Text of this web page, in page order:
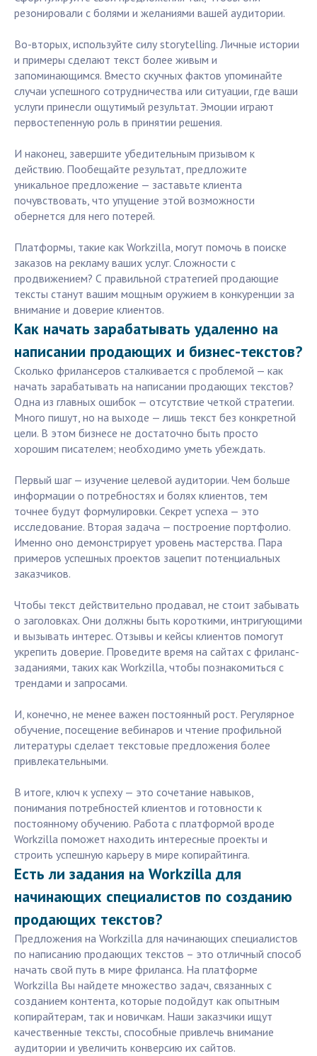
резонировали с болями и желаниями вашей аудитории.
Во-вторых, используйте силу storytelling. Личные истории
и примеры сделают текст более живым и
запоминающимся. Вместо скучных фактов упоминайте
случаи успешного сотрудничества или ситуации, где ваши
услуги принесли ощутимый результат. Эмоции играют
первостепенную роль в принятии решения.
И наконец, завершите убедительным призывом к
действию. Пообещайте результат, предложите
уникальное предложение — заставьте клиента
почувствовать, что упущение этой возможности
обернется для него потерей.
Платформы, такие как Workzilla, могут помочь в поиске
заказов на рекламу ваших услуг. Сложности с
продвижением? С правильной стратегией продающие
тексты станут вашим мощным оружием в конкуренции за
внимание и доверие клиентов.
Как начать зарабатывать удаленно на
написании продающих и бизнес-текстов?
Сколько фрилансеров сталкивается с проблемой — как
начать зарабатывать на написании продающих текстов?
Одна из главных ошибок — отсутствие четкой стратегии.
Много пишут, но на выходе — лишь текст без конкретной
цели. В этом бизнесе не достаточно быть просто
хорошим писателем; необходимо уметь убеждать.
Первый шаг — изучение целевой аудитории. Чем больше
информации о потребностях и болях клиентов, тем
точнее будут формулировки. Секрет успеха — это
исследование. Вторая задача — построение портфолио.
Именно оно демонстрирует уровень мастерства. Пара
примеров успешных проектов зацепит потенциальных
заказчиков.
Чтобы текст действительно продавал, не стоит забывать
о заголовках. Они должны быть короткими, интригующими
и вызывать интерес. Отзывы и кейсы клиентов помогут
укрепить доверие. Проведите время на сайтах с фриланс-
заданиями, таких как Workzilla, чтобы познакомиться с
трендами и запросами.
И, конечно, не менее важен постоянный рост. Регулярное
обучение, посещение вебинаров и чтение профильной
литературы сделает текстовые предложения более
привлекательными.
В итоге, ключ к успеху — это сочетание навыков,
понимания потребностей клиентов и готовности к
постоянному обучению. Работа с платформой вроде
Workzilla поможет находить интересные проекты и
строить успешную карьеру в мире копирайтинга.
Есть ли задания на Workzilla для
начинающих специалистов по созданию
продающих текстов?
Предложения на Workzilla для начинающих специалистов
по написанию продающих текстов – это отличный способ
начать свой путь в мире фриланса. На платформе
Workzilla Вы найдете множество задач, связанных с
созданием контента, которые подойдут как опытным
копирайтерам, так и новичкам. Наши заказчики ищут
качественные тексты, способные привлечь внимание
аудитории и увеличить конверсию их сайтов.